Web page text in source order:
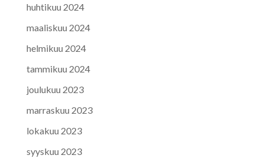
huhtikuu 2024
maaliskuu 2024
helmikuu 2024
tammikuu 2024
joulukuu 2023
marraskuu 2023
lokakuu 2023
syyskuu 2023